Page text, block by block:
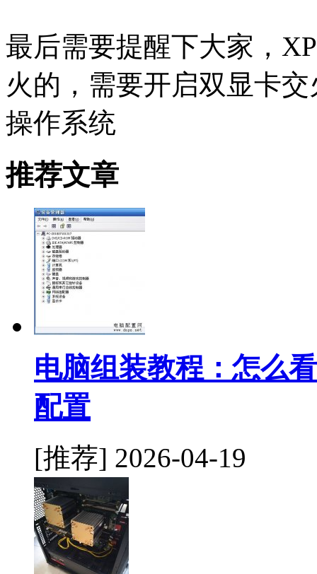
最后需要提醒下大家，
火的，需要开启双显卡
操作系统
推荐文章
电脑组装教程：怎么
配置
[推荐] 2026-04-19